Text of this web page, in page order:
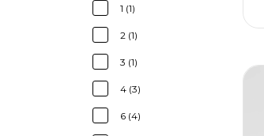
1 (1)
2 (1)
3 (1)
4 (3)
6 (4)